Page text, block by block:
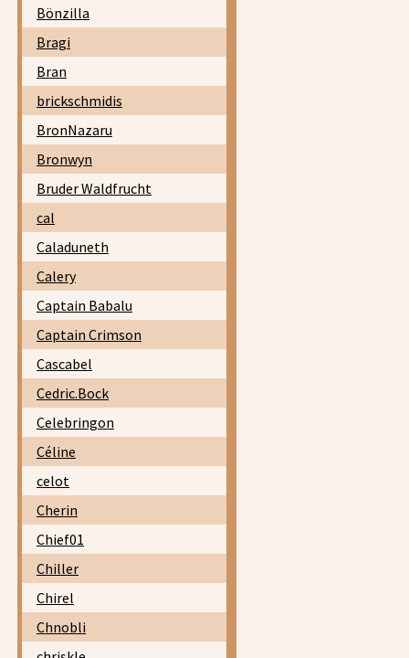
Bönzilla
Bragi
Bran
brickschmidis
BronNazaru
Bronwyn
Bruder Waldfrucht
cal
Caladuneth
Calery
Captain Babalu
Captain Crimson
Cascabel
Cedric.Bock
Celebringon
Céline
celot
Cherin
Chief01
Chiller
Chirel
Chnobli